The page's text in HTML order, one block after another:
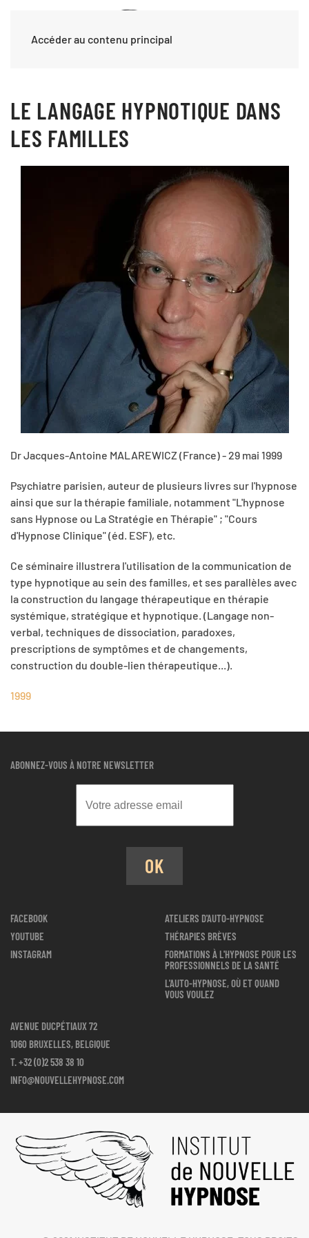
Accéder au contenu principal
LE LANGAGE HYPNOTIQUE DANS
LES FAMILLES
Dr Jacques-Antoine MALAREWICZ (France) - 29 mai 1999
Psychiatre parisien, auteur de plusieurs livres sur l'hypnose
ainsi que sur la thérapie familiale, notamment "L'hypnose
sans Hypnose ou La Stratégie en Thérapie" ; "Cours
d'Hypnose Clinique" (éd. ESF), etc.
Ce séminaire illustrera l'utilisation de la communication de
type hypnotique au sein des familles, et ses parallèles avec
la construction du langage thérapeutique en thérapie
systémique, stratégique et hypnotique. (Langage non-
verbal, techniques de dissociation, paradoxes,
prescriptions de symptômes et de changements,
construction du double-lien thérapeutique...).
1999
ABONNEZ-VOUS À NOTRE NEWSLETTER
OK
FACEBOOK
YOUTUBE
INSTAGRAM
ATELIERS D'AUTO-HYPNOSE
THÉRAPIES BRÈVES
FORMATIONS À L'HYPNOSE POUR LES
PROFESSIONNELS DE LA SANTÉ
L'AUTO-HYPNOSE, OÙ ET QUAND
VOUS VOULEZ
AVENUE DUCPÉTIAUX 72
1060 BRUXELLES, BELGIQUE
T.+32 (0)2 538 38 10
INFO@NOUVELLEHYPNOSE.COM